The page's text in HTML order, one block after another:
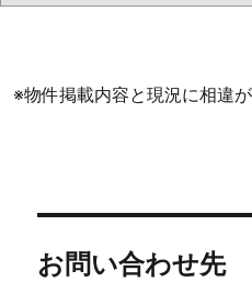
※物件掲載内容と現況に相違
お問い合わせ先